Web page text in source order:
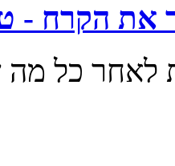
את הקרח -